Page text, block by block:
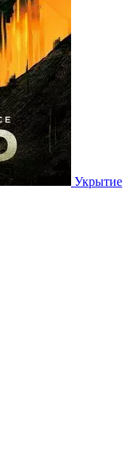
Укрытие